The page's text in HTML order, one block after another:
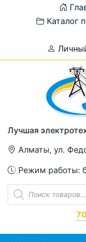
Каталог
Лучшая
Алматы, ул.
Режим работы:
Поиск
товаров